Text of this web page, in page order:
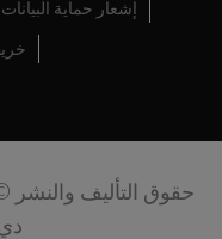
إشعار حماية البيانات